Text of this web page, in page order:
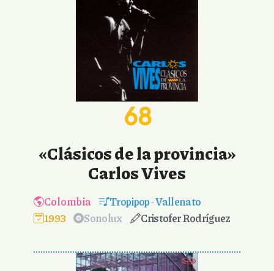
68
«Clásicos de la provincia»
Carlos Vives
Colombia Tropipop-Vallenato
1993
Sonolux Cristofer Rodríguez